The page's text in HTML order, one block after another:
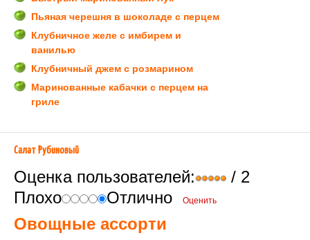
Пьяная черешня в шоколаде с перцем
Клубничное желе с имбирем и
ванилью
Клубничный джем с розмарином
Маринованные кабачки с перцем на
гриле
Салат Рубиновый
Оценка пользователей:
/ 2
Плохо
Отлично
Овощные ассорти